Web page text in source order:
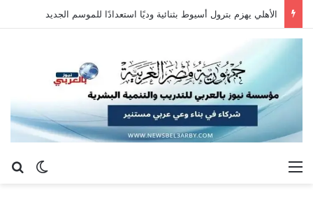
الأهلي يهزم بترول أسيوط بثنائية وديًا استعدادًا للموسم الجديد
الوضع القائمة